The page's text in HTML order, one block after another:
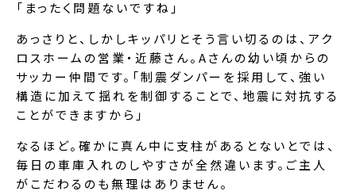
「まったく問題ないですね」
あっさりと、しかしキッパリとそう言い切るのは、アク
ロスホームの営業・近藤さん。Aさんの幼い頃からの
サッカー仲間です。「制震ダンパーを採用して、強い
構造に加えて揺れを制御することで、地震に対抗する
ことができますから」
なるほど。確かに真ん中に支柱があるとないとでは、
毎日の車庫入れのしやすさが全然違います。ご主人
がこだわるのも無理はありません。